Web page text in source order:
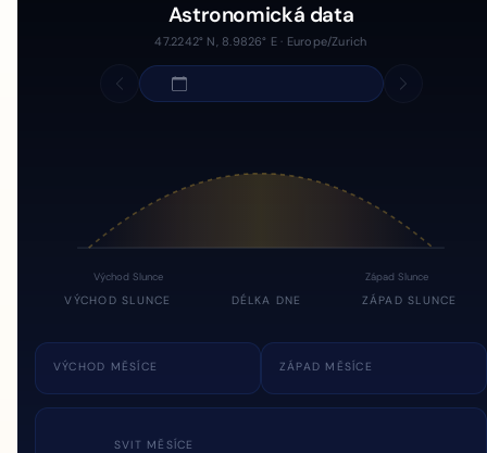
Astronomická data
47.2242° N, 8.9826° E · Europe/Zurich
Východ Slunce Západ Slunce
VÝCHOD SLUNCE DÉLKA DNE ZÁPAD SLUNCE
VÝCHOD MĚSÍCE ZÁPAD MĚSÍCE
SVIT MĚSÍCE